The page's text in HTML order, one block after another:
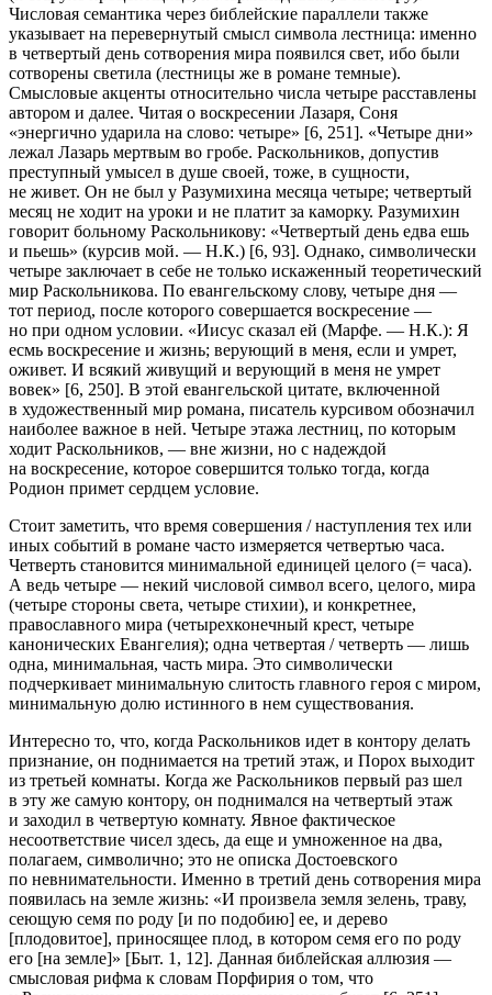
Числовая семантика через библейские параллели также
указывает на перевернутый смысл символа лестница: именно
в четвертый день сотворения мира появился свет, ибо были
сотворены светила (лестницы же в романе темные).
Смысловые акценты относительно числа четыре расставлены
автором и далее. Читая о воскресении Лазаря, Соня
«энергично ударила на слово: четыре» [6, 251]. «Четыре дни»
лежал Лазарь мертвым во гробе. Раскольников, допустив
преступный умысел в душе своей, тоже, в сущности,
не живет. Он не был у Разумихина месяца четыре; четвертый
месяц не ходит на уроки и не платит за каморку. Разумихин
говорит больному Раскольникову: «Четвертый день едва ешь
и пьешь» (курсив мой. — Н.К.) [6, 93]. Однако, символически
четыре заключает в себе не только искаженный теоретический
мир Раскольникова. По евангельскому слову, четыре дня —
тот период, после которого совершается воскресение —
но при одном условии. «Иисус сказал ей (Марфе. — Н.К.): Я
есмь воскресение и жизнь; верующий в меня, если и умрет,
оживет. И всякий живущий и верующий в меня не умрет
вовек» [6, 250]. В этой евангельской цитате, включенной
в художественный мир романа, писатель курсивом обозначил
наиболее важное в ней. Четыре этажа лестниц, по которым
ходит Раскольников, — вне жизни, но с надеждой
на воскресение, которое совершится только тогда, когда
Родион примет сердцем условие.
Стоит заметить, что время совершения / наступления тех или
иных событий в романе часто измеряется четвертью часа.
Четверть становится минимальной единицей целого (= часа).
А ведь четыре — некий числовой символ всего, целого, мира
(четыре стороны света, четыре стихии), и конкретнее,
православного мира (четырехконечный крест, четыре
канонических Евангелия); одна четвертая / четверть — лишь
одна, минимальная, часть мира. Это символически
подчеркивает минимальную слитость главного героя с миром,
минимальную долю истинного в нем существования.
Интересно то, что, когда Раскольников идет в контору делать
признание, он поднимается на третий этаж, и Порох выходит
из третьей комнаты. Когда же Раскольников первый раз шел
в эту же самую контору, он поднимался на четвертый этаж
и заходил в четвертую комнату. Явное фактическое
несоответствие чисел здесь, да еще и умноженное на два,
полагаем, символично; это не описка Достоевского
по невнимательности. Именно в третий день сотворения мира
появилась на земле жизнь: «И произвела земля зелень, траву,
сеющую семя по роду [и по подобию] ее, и дерево
[плодовитое], приносящее плод, в котором семя его по роду
его [на земле]» [Быт. 1, 12]. Данная библейская аллюзия —
смысловая рифма к словам Порфирия о том, что